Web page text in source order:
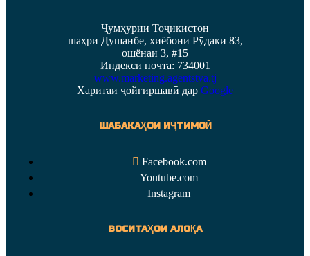
Ҷумҳурии Тоҷикистон
шаҳри Душанбе, хиёбони Рӯдакӣ 83,
ошёнаи 3, #15
Индекси почта: 734001
www.marketing.agentstva.tj
Харитаи ҷойгиршавӣ дар Google
ШАБАКАҲОИ ИҶТИМОӢ
Facebook.com
Youtube.com
Instagram
ВОСИТАҲОИ АЛОҚА